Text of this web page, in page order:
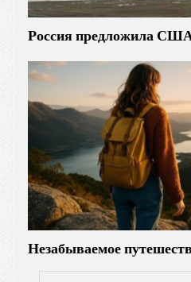
Россия предложила
Незабываемое